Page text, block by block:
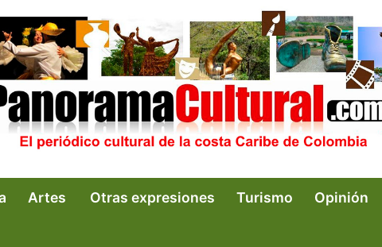
Artes Otras expresiones Turismo Opinión